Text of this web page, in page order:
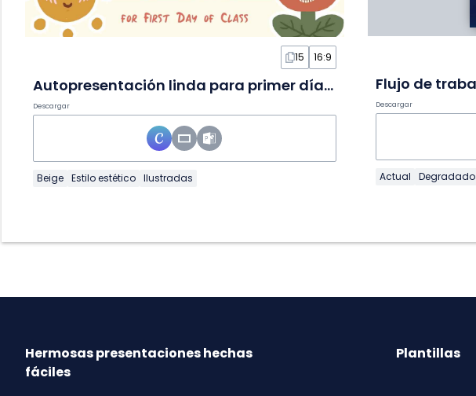
15 16:9
Autopresentación linda para primer día de clases en Diapositivas
Descargar
Beige Estilo estético Ilustradas
Descargar
Actual Degradado
Hermosas presentaciones hechas
fáciles
Plantillas